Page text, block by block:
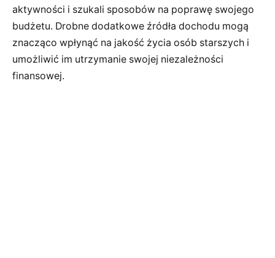
aktywności i szukali sposobów na poprawę swojego
budżetu. Drobne dodatkowe źródła dochodu mogą
znacząco wpłynąć na jakość życia osób starszych i
umożliwić im utrzymanie swojej niezależności
finansowej.